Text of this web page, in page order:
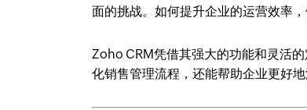
面的挑战。如何提升企业的运营效率
Zoho CRM凭借其强大的功能和灵活
化销售管理流程，还能帮助企业更好